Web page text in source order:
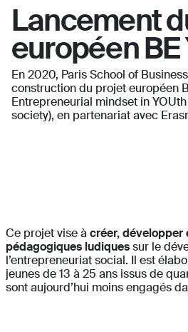
Lancement
européen BE
En 2020, Paris School of
construction du projet européen
Entrepreneurial mindset in
society), en partenariat avec
Ce projet vise àcréer, développer
pédagogiques ludiquessur le
l’entrepreneuriat social. Il est
jeunes de 13 à 25 ans issus de
sont aujourd’hui moins engagés